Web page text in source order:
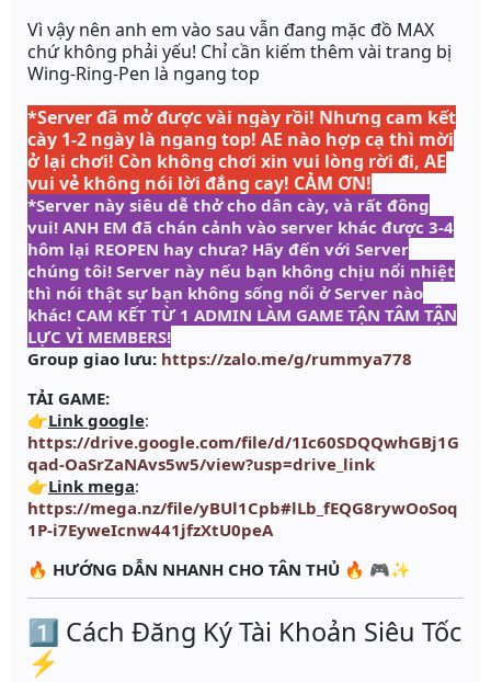
Vì vậy nên anh em vào sau vẫn đang mặc đồ MAX
chứ không phải yếu! Chỉ cần kiếm thêm vài trang bị
Wing-Ring-Pen là ngang top
*Server đã mở được vài ngày rồi! Nhưng cam kết
cày 1-2 ngày là ngang top! AE nào hợp cạ thì mời
ở lại chơi! Còn không chơi xin vui lòng rời đi, AE
vui vẻ không nói lời đắng cay! CẢM ƠN!
*Server này siêu dễ thở cho dân cày, và rất đông
vui! ANH EM đã chán cảnh vào server khác được 3-4
hôm lại REOPEN hay chưa? Hãy đến với Server
chúng tôi! Server này nếu bạn không chịu nổi nhiệt
thì nói thật sự bạn không sống nổi ở Server nào
khác! CAM KẾT TỪ 1 ADMIN LÀM GAME TẬN TÂM TẬN
LỰC VÌ MEMBERS!
Group giao lưu: https://zalo.me/g/rummya778
TẢI GAME:
👉Link google:
https://drive.google.com/file/d/1Ic60SDQQwhGBj1G
qad-OaSrZaNAvs5w5/view?usp=drive_link
👉Link mega:
https://mega.nz/file/yBUl1Cpb#lLb_fEQG8rywOoSoq
1P-i7EyweIcnw441jfzXtU0peA
🔥 HƯỚNG DẪN NHANH CHO TÂN THỦ 🔥 🎮✨
1️⃣ Cách Đăng Ký Tài Khoản Siêu Tốc
⚡